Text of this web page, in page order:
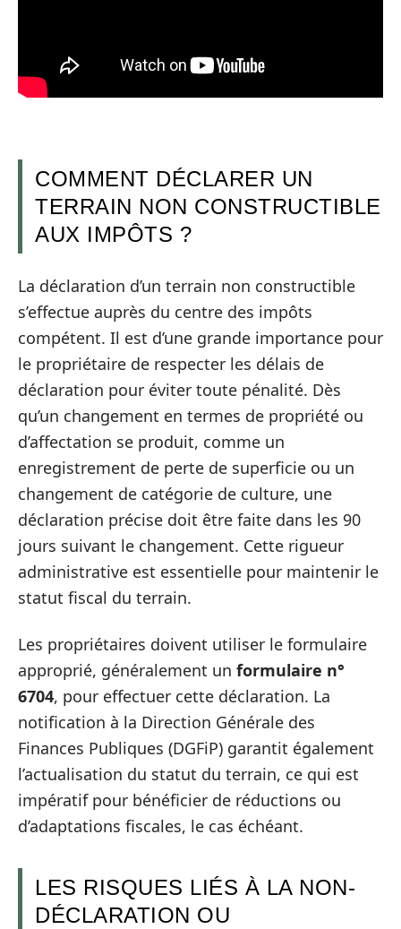
COMMENT DÉCLARER UN
TERRAIN NON CONSTRUCTIBLE
AUX IMPÔTS ?
La déclaration d’un terrain non constructible
s’effectue auprès du centre des impôts
compétent. Il est d’une grande importance pour
le propriétaire de respecter les délais de
déclaration pour éviter toute pénalité. Dès
qu’un changement en termes de propriété ou
d’affectation se produit, comme un
enregistrement de perte de superficie ou un
changement de catégorie de culture, une
déclaration précise doit être faite dans les 90
jours suivant le changement. Cette rigueur
administrative est essentielle pour maintenir le
statut fiscal du terrain.
Les propriétaires doivent utiliser le formulaire
approprié, généralement un formulaire n°
6704, pour effectuer cette déclaration. La
notification à la Direction Générale des
Finances Publiques (DGFiP) garantit également
l’actualisation du statut du terrain, ce qui est
impératif pour bénéficier de réductions ou
d’adaptations fiscales, le cas échéant.
LES RISQUES LIÉS À LA NON-
DÉCLARATION OU